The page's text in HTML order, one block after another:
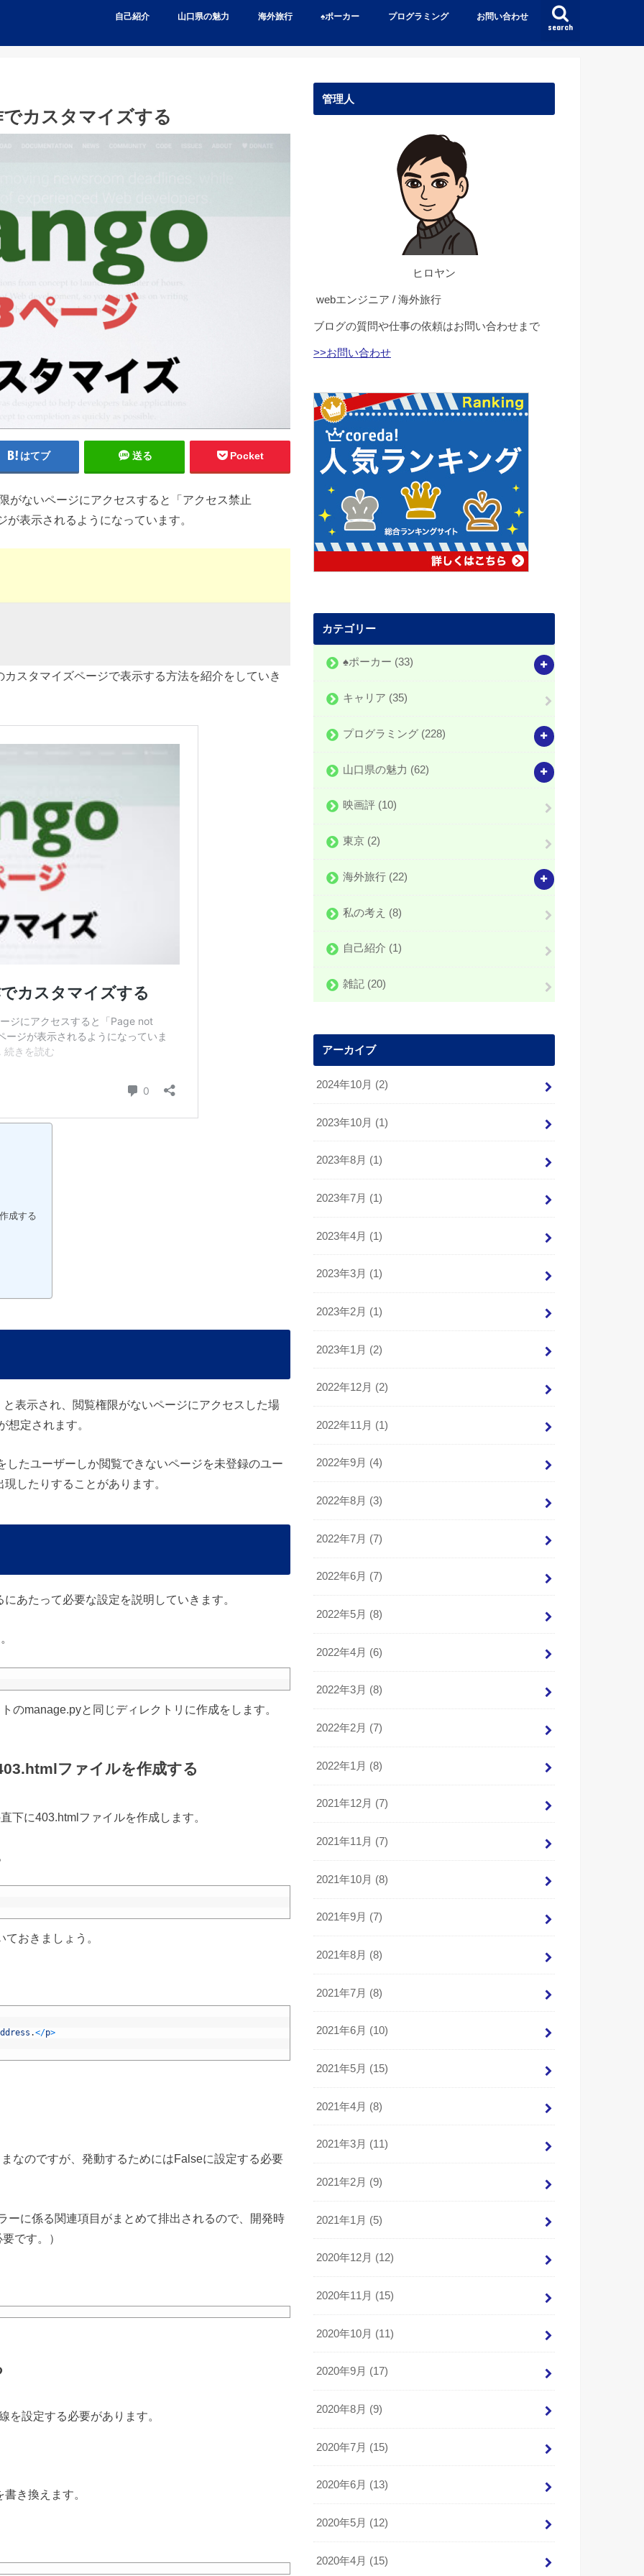
search
自己紹介 山口県の魅力 海外旅行 ♠️ポーカー プログラミング お問い合わせ
カスタマイズする
はてブ 送る Pocket
がないページにアクセスすると「アクセス禁止
表示されるようになっています。
スタマイズページで表示する方法を紹介をしていき
成する
と表示され、閲覧権限がないページにアクセスした場
定されます。
たユーザーしか閲覧できないページを未登録のユー
したりすることがあります。
あたって必要な設定を説明していきます。
のmanage.pyと同じディレクトリに作成をします。
ファイルを作成する
下に403.htmlファイルを作成します。
おきましょう。
.</p>
なのですが、発動するためにはFalseに設定する必要
に係る関連項目がまとめて排出されるので、開発時
です。）
を設定する必要があります。
き換えます。
管理人
ヒロヤン
webエンジニア / 海外旅行
ブログの質問や仕事の依頼はお問い合わせまで
>>お問い合わせ
カテゴリー
♠️ポーカー (33)
キャリア (35)
プログラミング (228)
山口県の魅力 (62)
映画評 (10)
東京 (2)
海外旅行 (22)
私の考え (8)
自己紹介 (1)
雑記 (20)
アーカイブ
2024年10月 (2)
2023年10月 (1)
2023年8月 (1)
2023年7月 (1)
2023年4月 (1)
2023年3月 (1)
2023年2月 (1)
2023年1月 (2)
2022年12月 (2)
2022年11月 (1)
2022年9月 (4)
2022年8月 (3)
2022年7月 (7)
2022年6月 (7)
2022年5月 (8)
2022年4月 (6)
2022年3月 (8)
2022年2月 (7)
2022年1月 (8)
2021年12月 (7)
2021年11月 (7)
2021年10月 (8)
2021年9月 (7)
2021年8月 (8)
2021年7月 (8)
2021年6月 (10)
2021年5月 (15)
2021年4月 (8)
2021年3月 (11)
2021年2月 (9)
2021年1月 (5)
2020年12月 (12)
2020年11月 (15)
2020年10月 (11)
2020年9月 (17)
2020年8月 (9)
2020年7月 (15)
2020年6月 (13)
2020年5月 (12)
2020年4月 (15)